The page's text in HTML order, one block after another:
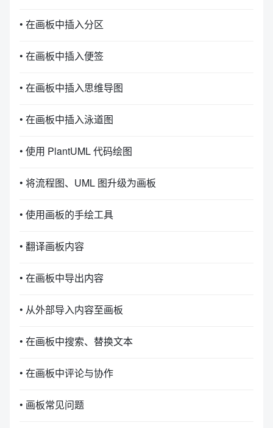
• 在画板中插入分区
• 在画板中插入便签
• 在画板中插入思维导图
• 在画板中插入泳道图
• 使用 PlantUML 代码绘图
• 将流程图、UML 图升级为画板
• 使用画板的手绘工具
• 翻译画板内容
• 在画板中导出内容
• 从外部导入内容至画板
• 在画板中搜索、替换文本
• 在画板中评论与协作
• 画板常见问题